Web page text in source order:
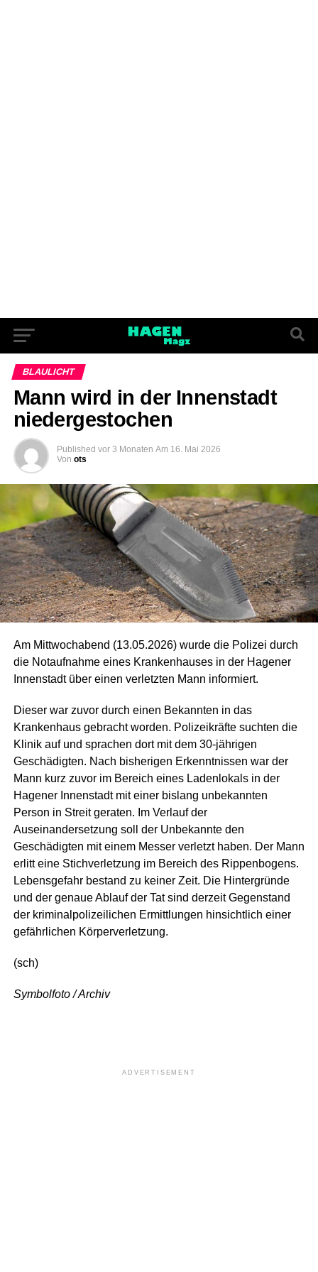
BLAULICHT
Mann wird in der Innenstadt
niedergestochen
Published vor 3 Monaten Am 16. Mai 2026
Von ots
Am Mittwochabend (13.05.2026) wurde die Polizei durch
die Notaufnahme eines Krankenhauses in der Hagener
Innenstadt über einen verletzten Mann informiert.
Dieser war zuvor durch einen Bekannten in das
Krankenhaus gebracht worden. Polizeikräfte suchten die
Klinik auf und sprachen dort mit dem 30-jährigen
Geschädigten. Nach bisherigen Erkenntnissen war der
Mann kurz zuvor im Bereich eines Ladenlokals in der
Hagener Innenstadt mit einer bislang unbekannten
Person in Streit geraten. Im Verlauf der
Auseinandersetzung soll der Unbekannte den
Geschädigten mit einem Messer verletzt haben. Der Mann
erlitt eine Stichverletzung im Bereich des Rippenbogens.
Lebensgefahr bestand zu keiner Zeit. Die Hintergründe
und der genaue Ablauf der Tat sind derzeit Gegenstand
der kriminalpolizeilichen Ermittlungen hinsichtlich einer
gefährlichen Körperverletzung.
(sch)
Symbolfoto / Archiv
ADVERTISEMENT